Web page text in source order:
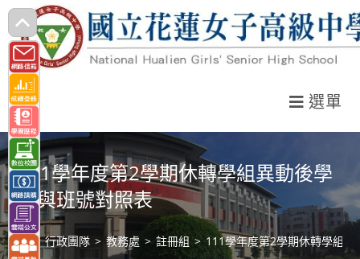
跳
轉
至
主
要
內
容
選單
111學年度第2學期休轉學組異動後學
號與班號對照表
> 行政團隊 > 教務處 > 註冊組 > 111學年度第2學期休轉學組